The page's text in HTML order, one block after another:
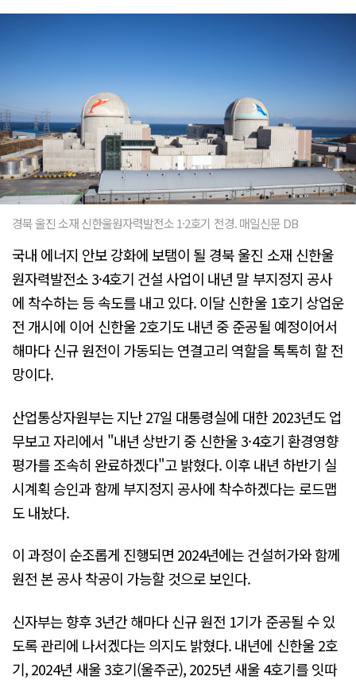
경북 울진 소재 신한울원자력발전소 1·2호기 전경. 매일신문 DB
국내 에너지 안보 강화에 보탬이 될 경북 울진 소재 신한울
원자력발전소 3·4호기 건설 사업이 내년 말 부지정지 공사
에 착수하는 등 속도를 내고 있다. 이달 신한울 1호기 상업운
전 개시에 이어 신한울 2호기도 내년 중 준공될 예정이어서
해마다 신규 원전이 가동되는 연결고리 역할을 톡톡히 할 전
망이다.
산업통상자원부는 지난 27일 대통령실에 대한 2023년도 업
무보고 자리에서 "내년 상반기 중 신한울 3·4호기 환경영향
평가를 조속히 완료하겠다"고 밝혔다. 이후 내년 하반기 실
시계획 승인과 함께 부지정지 공사에 착수하겠다는 로드맵
도 내놨다.
이 과정이 순조롭게 진행되면 2024년에는 건설허가와 함께
원전 본 공사 착공이 가능할 것으로 보인다.
신자부는 향후 3년간 해마다 신규 원전 1기가 준공될 수 있
도록 관리에 나서겠다는 의지도 밝혔다. 내년에 신한울 2호
기, 2024년 새울 3호기(울주군), 2025년 새울 4호기를 잇따